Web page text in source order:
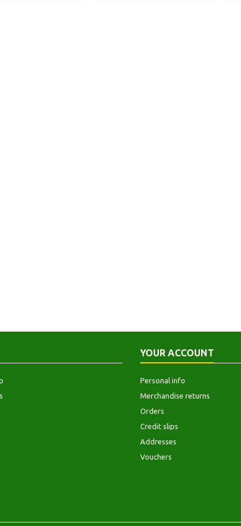
YOUR ACCOUNT
Personal info
Merchandise returns
Orders
Credit slips
Addresses
Vouchers